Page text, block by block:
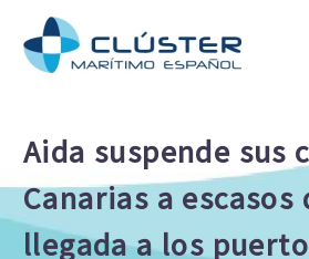
Aida suspende sus
Canarias a escasos
llegada a los